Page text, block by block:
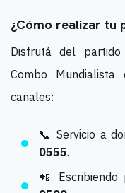
¿Cómo realizar tu
Disfrutá del partido
Combo
canales:
📞 Servicio a
0555.
📲 Escribiendo